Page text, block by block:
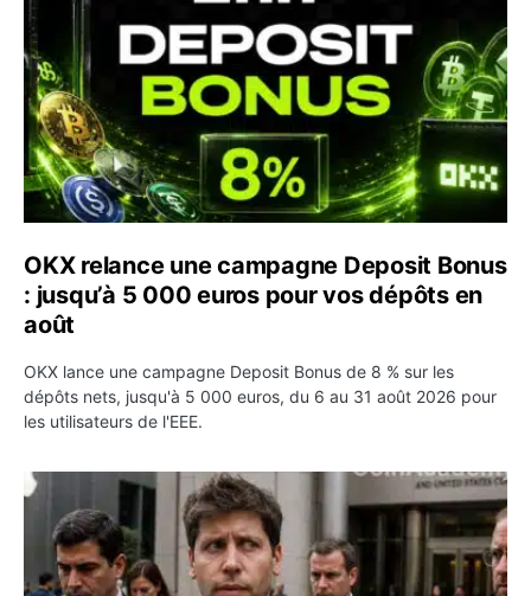
OKX relance une campagne Deposit Bonus
: jusqu’à 5 000 euros pour vos dépôts en
août
OKX lance une campagne Deposit Bonus de 8 % sur les
dépôts nets, jusqu'à 5 000 euros, du 6 au 31 août 2026 pour
les utilisateurs de l'EEE.
OpenAI demande le rejet de la plainte d’Apple et